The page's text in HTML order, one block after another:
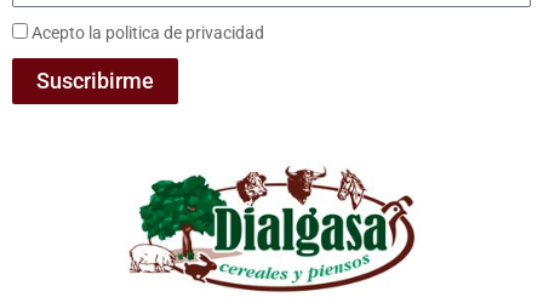
Acepto la politica de privacidad
Suscribirme